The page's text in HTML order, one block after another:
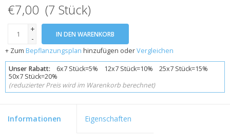
€7,00 (7 Stück)
+
-
IN DEN WARENKORB
+ Zum Bepflanzungsplan hinzufügen oderVergleichen
Unser Rabatt: 6x7 Stück=5% 12x7 Stück=10% 25x7 Stück=15%
50x7 Stück=20%
(reduzierter Preis wird im Warenkorb berechnet)
Informationen Eigenschaften